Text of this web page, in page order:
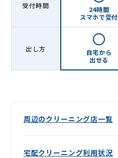
受付時間
24時間
スマホで受付
出し方
自宅から
出せる
周辺のクリーニング店一覧
宅配クリーニング利用状況